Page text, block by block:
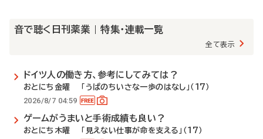
音で聴く日刊薬業 | 特集・連載一覧
全て表示
ドイツ人の働き方、参考にしてみては？
おとにち金曜 「うぱのちいさな一歩のはなし」（17）
2026/8/7 04:59
ゲームがうまいと手術成績も良い？
おとにち木曜 「見えない仕事が命を支える」（17）